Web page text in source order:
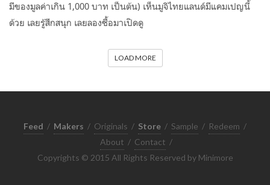
มีของมูลค่าเกิน 1,000 บาท เป็นต้น) เห็นมูจิไทยแลนด์มีแคมเปญนี้
ด้วย เลยรู้สึกสนุก เลยลองซื้อมาเปิดดู
LOAD MORE
Feed / Makers / Originals / Store / Sample / Redeem /
About / Contact /
Copyrights © 2015 All Rights Reserved by Minimore